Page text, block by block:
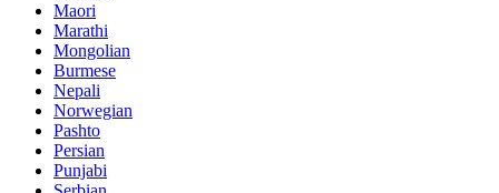
Maori
Marathi
Mongolian
Burmese
Nepali
Norwegian
Pashto
Persian
Punjabi